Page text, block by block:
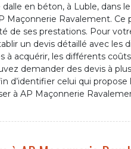
en béton, à Luble, dans
Maçonnerie Ravalement. Ce
de ses prestations. Pour
un devis détaillé avec les
à acquérir, les différents
demander des devis à
d’identifier celui qui propose
à AP Maçonnerie